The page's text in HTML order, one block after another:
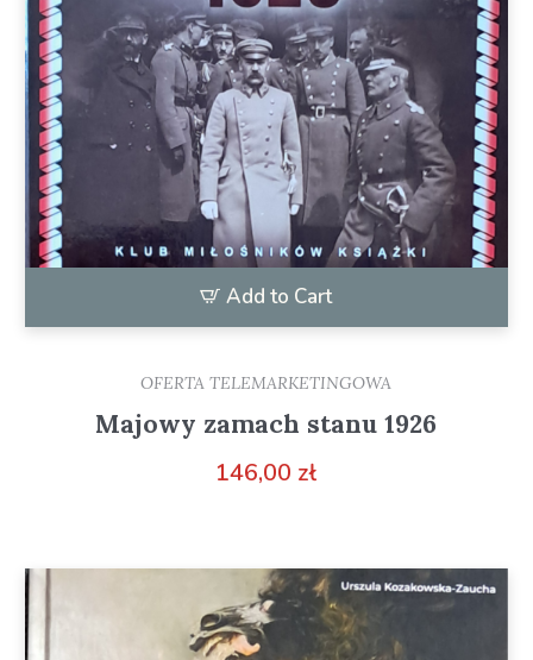
Add to Cart
OFERTA TELEMARKETINGOWA
Majowy zamach stanu 1926
146,00 zł